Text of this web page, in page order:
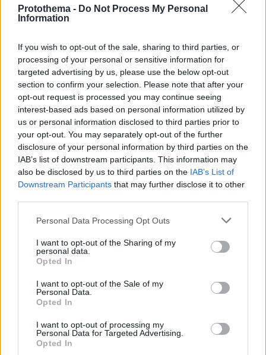
Protothema - Do Not Process My Personal
Information
If you wish to opt-out of the sale, sharing to third parties, or
processing of your personal or sensitive information for
targeted advertising by us, please use the below opt-out
section to confirm your selection. Please note that after your
opt-out request is processed you may continue seeing
interest-based ads based on personal information utilized by
us or personal information disclosed to third parties prior to
your opt-out. You may separately opt-out of the further
disclosure of your personal information by third parties on the
IAB’s list of downstream participants. This information may
also be disclosed by us to third parties on the IAB’s List of
Downstream Participants that may further disclose it to other
Please note that this website/app uses one or more Google
not limited to your visit or usage behaviour. You may click to
grant or deny consent to Google and its third-party tags to
use your data for below specified purposes in below Google
consent section.
Personal Data Processing Opt Outs
I want to opt-out of the Sharing of my
personal data.
Opted In
I want to opt-out of the Sale of my
Personal Data.
Opted In
I want to opt-out of processing my
Personal Data for Targeted Advertising.
Opted In
Υποψήφιος για Ευρωπαίος αθλητής της χρονιάς στον
στίβο ο Τεντόγλου - Βίντεο
Η ανακοίνωση του νικητή θα γίνει στις 26 Οκτωβρίου
- Ποιοι είναι οι αντίπαλοί του στη μάχη για την
κορυφή
20.09.2024, 16:23